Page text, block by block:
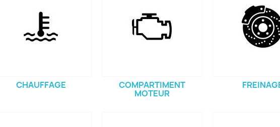
CHAUFFAGE COMPARTIMENT
MOTEUR